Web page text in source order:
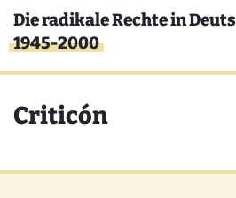
Direkt zum Inhalt
Die radikale Rechte in
1945-2000
Criticón